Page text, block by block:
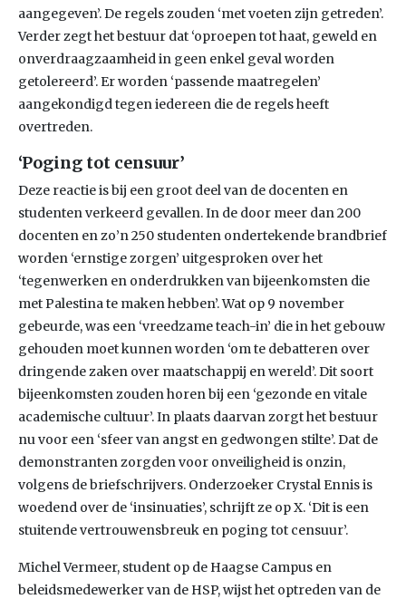
aangegeven’. De regels zouden ‘met voeten zijn getreden’.
Verder zegt het bestuur dat ‘oproepen tot haat, geweld en
onverdraagzaamheid in geen enkel geval worden
getolereerd’. Er worden ‘passende maatregelen’
aangekondigd tegen iedereen die de regels heeft
overtreden.
‘Poging tot censuur’
Deze reactie is bij een groot deel van de docenten en
studenten verkeerd gevallen. In de door meer dan 200
docenten en zo’n 250 studenten ondertekende brandbrief
worden ‘ernstige zorgen’ uitgesproken over het
‘tegenwerken en onderdrukken van bijeenkomsten die
met Palestina te maken hebben’. Wat op 9 november
gebeurde, was een ‘vreedzame teach-in’ die in het gebouw
gehouden moet kunnen worden ‘om te debatteren over
dringende zaken over maatschappij en wereld’. Dit soort
bijeenkomsten zouden horen bij een ‘gezonde en vitale
academische cultuur’. In plaats daarvan zorgt het bestuur
nu voor een ‘sfeer van angst en gedwongen stilte’. Dat de
demonstranten zorgden voor onveiligheid is onzin,
volgens de briefschrijvers. Onderzoeker Crystal Ennis is
woedend over de ‘insinuaties’, schrijft ze op X. ‘Dit is een
stuitende vertrouwensbreuk en poging tot censuur’.
Michel Vermeer, student op de Haagse Campus en
beleidsmedewerker van de HSP, wijst het optreden van de